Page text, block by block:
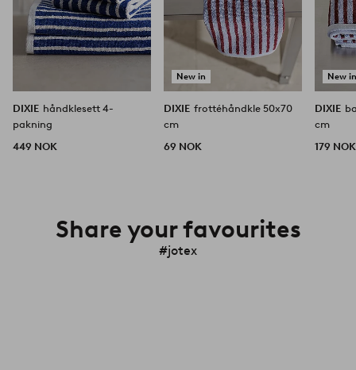
DIXIE håndklesett 4-
pakning
449 NOK
New in
DIXIE frottéhåndkle 50x70
cm
69 NOK
New
DIXIE
cm
179 NOK
Share your favourites
#jotex